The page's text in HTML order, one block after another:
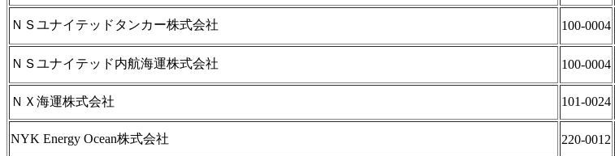
ＮＳユナイテッドタンカー株式会社 100-0004
ＮＳユナイテッド内航海運株式会社 100-0004
ＮＸ海運株式会社 101-0024
NYK Energy Ocean株式会社 220-0012